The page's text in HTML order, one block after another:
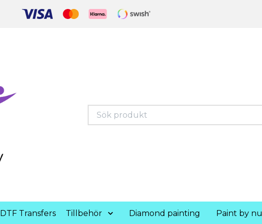
DTF Transfers Tillbehör Diamond painting
Paint by